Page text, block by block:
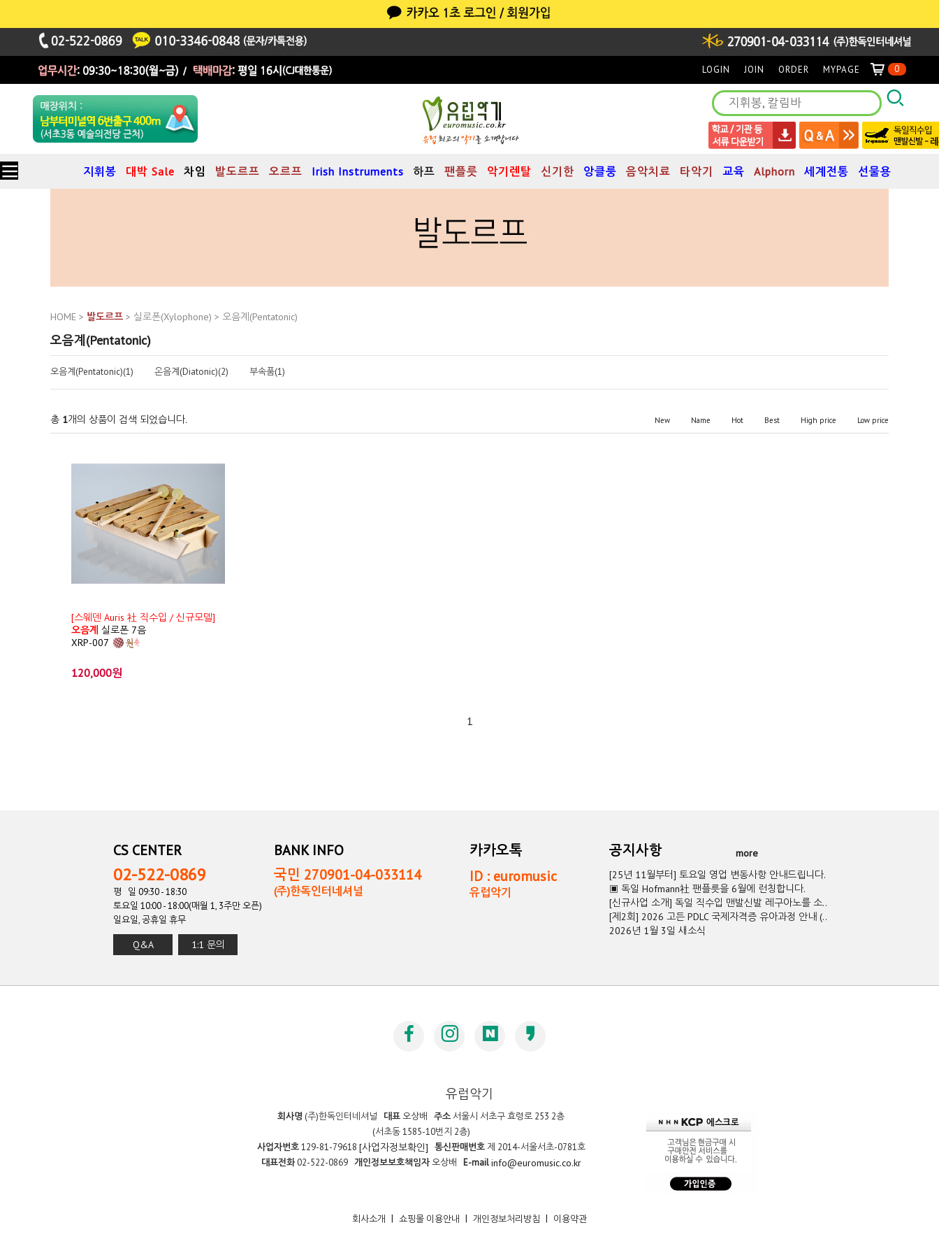
LOGIN JOIN ORDER MYPAGE 0
지휘봉 대박 Sale 차임 발도르프 오르프 Irish Instruments 하프 팬플릇 악기렌탈 신기한 앙클룽 음악치료 타악기 교육 Alphorn 세계전통 선물용
HOME > 발도르프 > 실로폰(Xylophone) > 오음계(Pentatonic)
오음계(Pentatonic)
오음계(Pentatonic)(1) 온음계(Diatonic)(2) 부속품(1)
총 1개의 상품이 검색 되었습니다. New Name Hot Best High price Low price
[스웨덴 Auris 社 직수입 / 신규모델]
오음계 실로폰 7음
XRP-007
120,000원
1
CS CENTER
02-522-0869
평 일 09:30 - 18:30
토요일 10:00 - 18:00(매월 1, 3주만 오픈)
일요일, 공휴일 휴무
Q&A 1:1 문의
BANK INFO
국민 270901-04-033114
(주)한독인터네셔널
카카오톡
ID : euromusic
유럽악기
공지사항
more
[25년 11월부터] 토요일 영업 변동사항 안내드립니다.
▣ 독일 Hofmann社 팬플릇을 6월에 런칭합니다.
[신규사업 소개] 독일 직수입 맨발신발 레구아노를 소..
[제2회] 2026 고든 PDLC 국제자격증 유아과정 안내 (..
2026년 1월 3일 새소식
유럽악기
회사명 (주)한독인터네셔널 대표오상배 주소 서울시 서초구 효령로 253 2층
(서초동 1585-10번지 2층)
사업자번호129-81-79618 [사업자정보확인] 통신판매번호제 2014-서울서초-0781호
대표전화02-522-0869 개인정보보호책임자오상배 E-mail info@euromusic.co.kr
회사소개 | 쇼핑몰 이용안내 | 개인정보처리방침 | 이용약관